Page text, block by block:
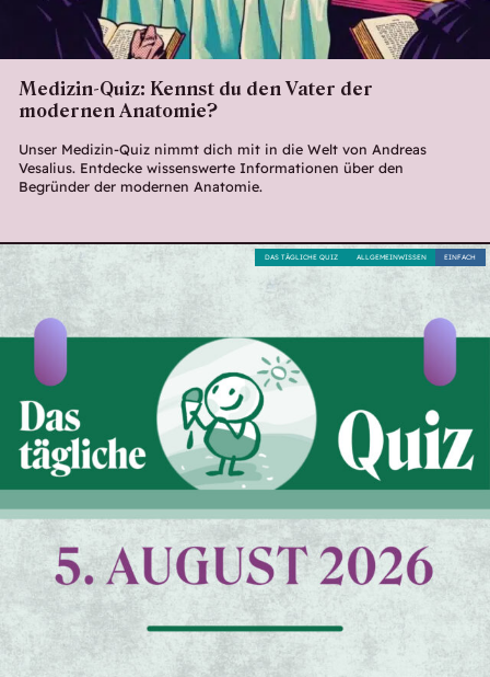
Medizin-Quiz: Kennst du den Vater der
modernen Anatomie?
Unser Medizin-Quiz nimmt dich mit in die Welt von Andreas
Vesalius. Entdecke wissenswerte Informationen über den
Begründer der modernen Anatomie.
EINFACH
ALLGEMEINWISSEN
DAS TÄGLICHE QUIZ